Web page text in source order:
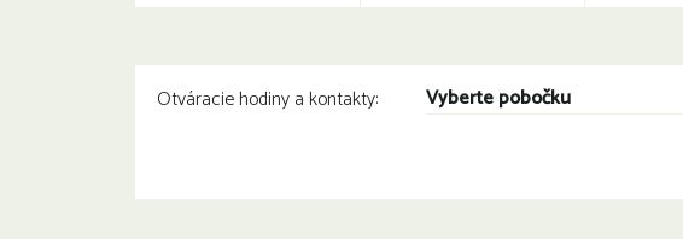
Otváracie hodiny a kontakty: Vyberte pobočku